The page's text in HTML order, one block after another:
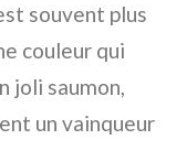
souvent plus
couleur qui
joli saumon,
un vainqueur